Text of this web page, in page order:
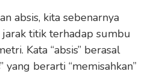
absis, kita sebenarnya
titik terhadap sumbu
Kata “absis” berasal
yang berarti “memisahkan”